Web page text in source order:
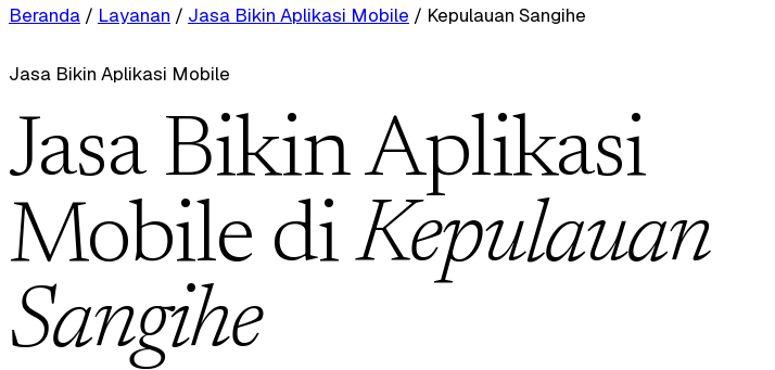
Beranda / Layanan / Jasa Bikin Aplikasi Mobile / Kepulauan Sangihe
Jasa Bikin Aplikasi Mobile
Jasa Bikin Aplikasi
Mobile diKepulauan
Sangihe